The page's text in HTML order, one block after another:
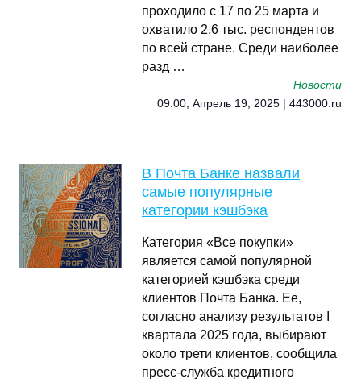
проходило с 17 по 25 марта и
охватило 2,6 тыс. респондентов
по всей стране. Среди наиболее
разд …
Новости
09:00, Апрель 19, 2025 | 443000.ru
В Почта Банке назвали
самые популярные
категории кэшбэка
Категория «Все покупки»
является самой популярной
категорией кэшбэка среди
клиентов Почта Банка. Ее,
согласно анализу результатов I
квартала 2025 года, выбирают
около трети клиентов, сообщила
пресс-служба кредитного